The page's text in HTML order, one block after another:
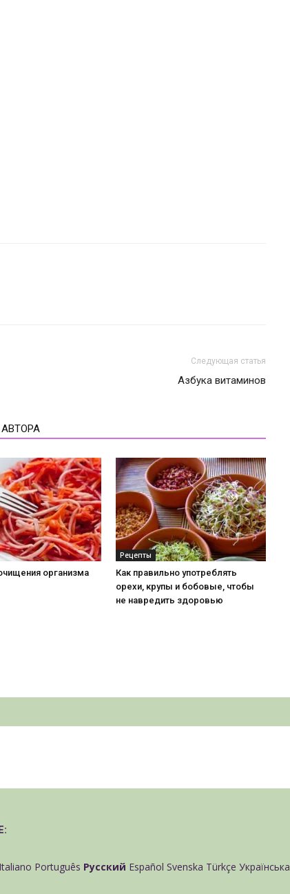
Следующая статья
Азбука витаминов
организма
Рецепты
Как правильно употреблять
орехи, крупы и бобовые, чтобы
не навредить здоровью
Italiano Português Русский Español Svenska Türkçe Українська